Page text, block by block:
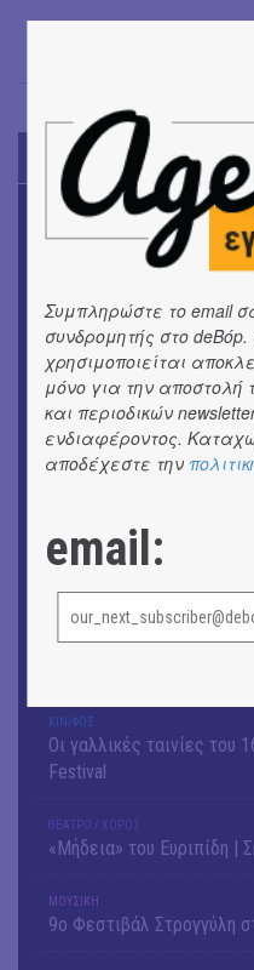
TODAY'S
ΜΟΥΣΙΚΗ
16o Samos Young Artists
Το 6ο Kournos Music
ΘΕΑΤΡΟ / ΧΟΡΟΣ
«ΑΗ ΛΑΟΣ» | Ένα σκηνικό
λαού
ΕΙΚΑΣΤΙΚΑ
ΕΙΚΑΣΤΙΚΑ
Αργύρης Ραλλιάς |
ΕΙΚΑΣΤΙΚΑ
Θανάσης Λάλας-Κώστας
ΚΙΝ/ΦΟΣ
Οι γαλλικές ταινίες του
Festival
ΘΕΑΤΡΟ / ΧΟΡΟΣ
«Μήδεια» του Ευριπίδη |
ΜΟΥΣΙΚΗ
9o Φεστιβάλ Στρογγύλη
Συμπληρώστε το email
συνδρομητής στο
χρησιμοποιείται
μόνο για την αποστολή
και περιοδικών
ενδιαφέροντος.
αποδέχεστε την
email: